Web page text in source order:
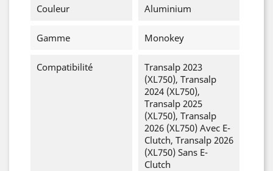
Couleur Aluminium
Gamme Monokey
Compatibilité
Transalp 2023
(XL750), Transalp
2024 (XL750),
Transalp 2025
(XL750), Transalp
2026 (XL750) Avec E-
Clutch, Transalp 2026
(XL750) Sans E-
Clutch